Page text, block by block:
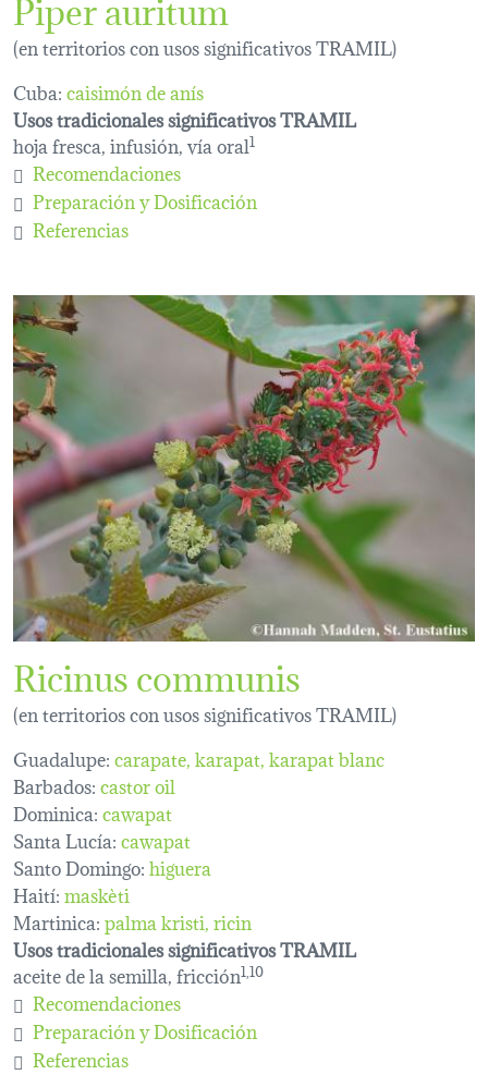
(en territorios con usos significativos TRAMIL)
Cuba:caisimón de anís
Usos tradicionales significativos TRAMIL
hoja fresca, infusión, vía oral1
Recomendaciones
Preparación y Dosificación
Referencias
Ricinus communis
(en territorios con usos significativos TRAMIL)
Guadalupe:carapate karapat karapat blanc
Barbados:castor oil
Dominica:cawapat
Santa Lucía:cawapat
Santo Domingo:higuera
Haití:maskèti
Martinica:palma kristi ricin
Usos tradicionales significativos TRAMIL
aceite de la semilla, fricción1,10
Recomendaciones
Preparación y Dosificación
Referencias